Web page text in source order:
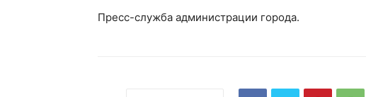
Пресс-служба администрации города.